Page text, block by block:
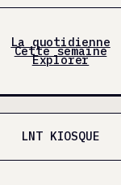
La quotidienne
Cette semaine
Explorer
LNT KIOSQUE